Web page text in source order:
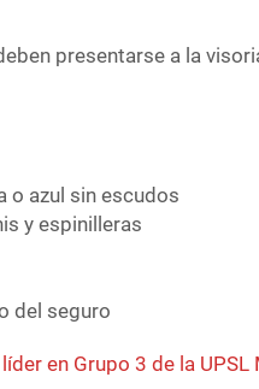
presentarse a la
o azul sin escudos
y espinilleras
del seguro
en Grupo 3 de la UPSL